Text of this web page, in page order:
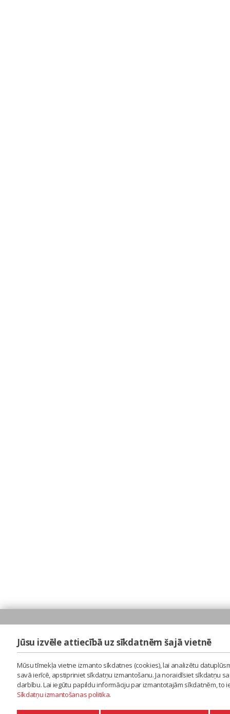
Jūsu izvēle attiecībā uz sīkdatnēm šajā vietnē
Mūsu tīmekļa vietne izmanto sīkdatnes (cookies), lai analizētu
savā ierīcē, apstipriniet sīkdatņu izmantošanu. Ja noraidīsiet sīkdatņu
darbību. Lai iegūtu papildu informāciju par izmantotajām sīkdatnēm,
Sīkdatņu izmantošanas politika.